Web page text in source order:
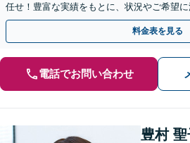
任せ！豊富な実績をもとに、状況やご希望に
ご提案します【夜間・休日相談可】
料金表を見る
電話でお問い合わせ
豊村